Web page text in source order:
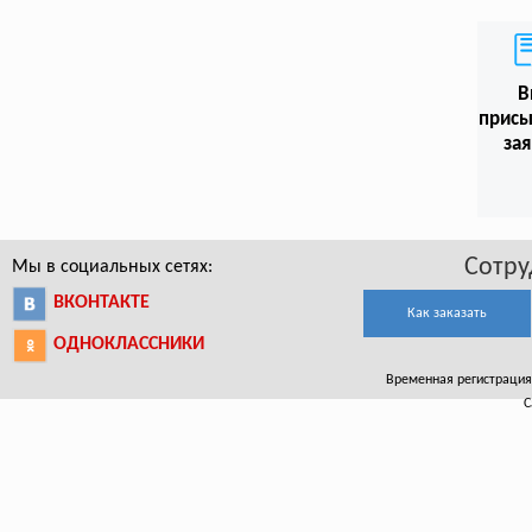
Мы в социальных сетях:
ВКОНТАКТЕ
ОДНОКЛАССНИКИ
Как заказать
Временная